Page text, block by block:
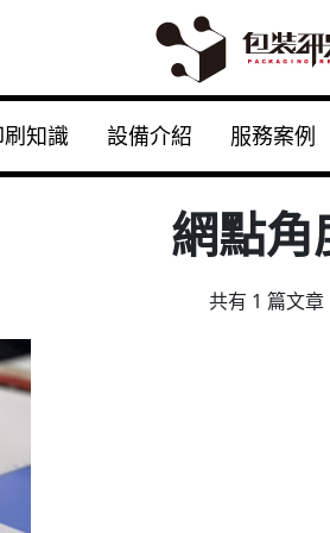
知識 設備介紹 服務案例
網點角
共有 1 篇文章